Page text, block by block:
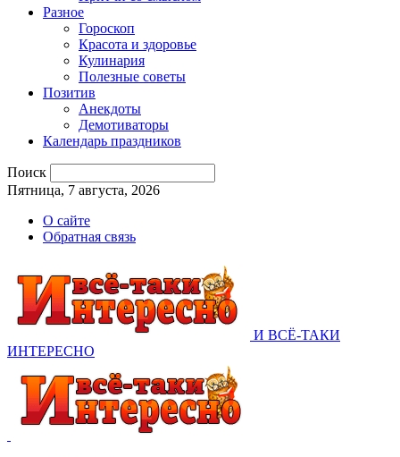
Разное
Гороскоп
Красота и здоровье
Кулинария
Полезные советы
Позитив
Анекдоты
Демотиваторы
Календарь праздников
Поиск
Пятница, 7 августа, 2026
О сайте
Обратная связь
И ВСЁ-ТАКИ
ИНТЕРЕСНО